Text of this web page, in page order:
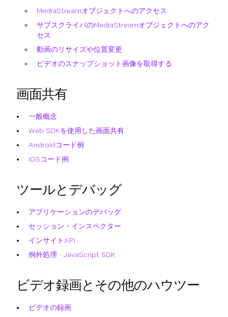
MediaStreamオブジェクトへのアクセス
サブスクライバのMediaStreamオブジェクトへのアク
セス
動画のリサイズや位置変更
ビデオのスナップショット画像を取得する
画面共有
一般概念
Web SDKを使用した画面共有
Androidコード例
iOSコード例
ツールとデバッグ
アプリケーションのデバッグ
セッション・インスペクター
インサイトAPI
例外処理 - JavaScript SDK
ビデオ録画とその他のハウツー
ビデオの録画